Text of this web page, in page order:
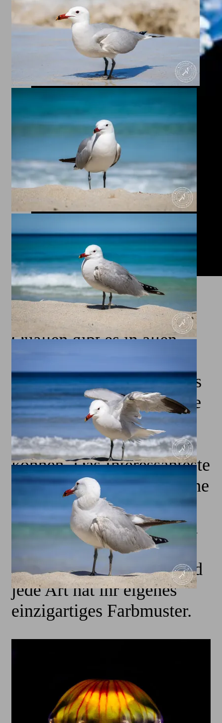
Quallen
Quallen gibt es in allen
winzigen Schwimmern bis
hin zu großen Quallen, die
einen Durchmesser von
über einem Meter haben
können. Das Interessanteste
an Quallen ist zweifelsohne
ihre große Farbvielfalt.
Zwar sind nicht alle Arten
leuchtend bunt, aber viele
sind stark pigmentiert, und
jede Art hat ihr eigenes
einzigartiges Farbmuster.